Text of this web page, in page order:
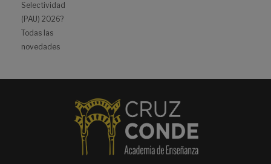
Selectividad
(PAU) 2026?
Todas las
novedades